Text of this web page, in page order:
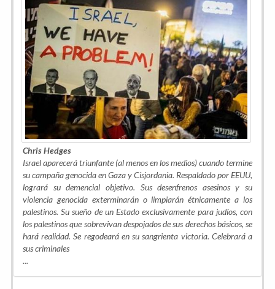
Chris Hedges
Israel aparecerá triunfante (al menos en los medios) cuando termine
su campaña genocida en Gaza y Cisjordania. Respaldado por EEUU,
logrará su demencial objetivo. Sus desenfrenos asesinos y su
violencia genocida exterminarán o limpiarán étnicamente a los
palestinos. Su sueño de un Estado exclusivamente para judíos, con
los palestinos que sobrevivan despojados de sus derechos básicos, se
hará realidad. Se regodeará en su sangrienta victoria. Celebrará a
sus criminales
...